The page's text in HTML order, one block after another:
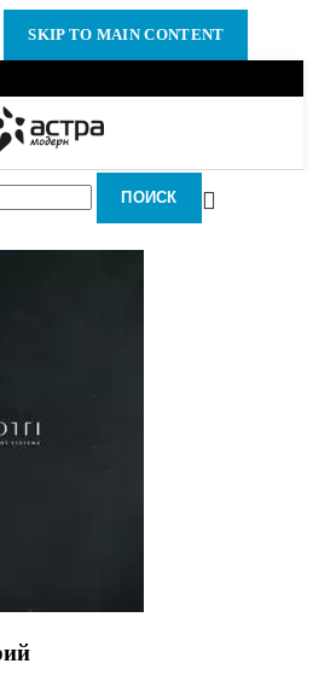
SKIP TO MAIN CONTENT
ПОИСК